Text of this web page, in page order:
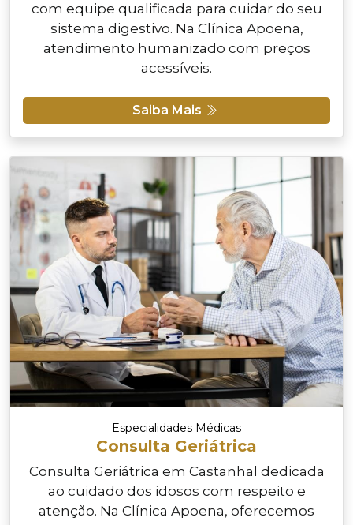
com equipe qualificada para cuidar do seu
sistema digestivo. Na Clínica Apoena,
atendimento humanizado com preços
acessíveis.
Saiba Mais
Especialidades Médicas
Consulta Geriátrica
Consulta Geriátrica em Castanhal dedicada
ao cuidado dos idosos com respeito e
atenção. Na Clínica Apoena, oferecemos